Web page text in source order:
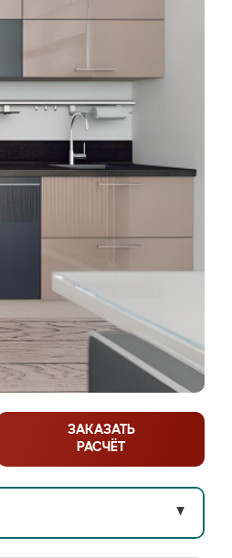
ЗАКАЗАТЬ
РАСЧЁТ
▼